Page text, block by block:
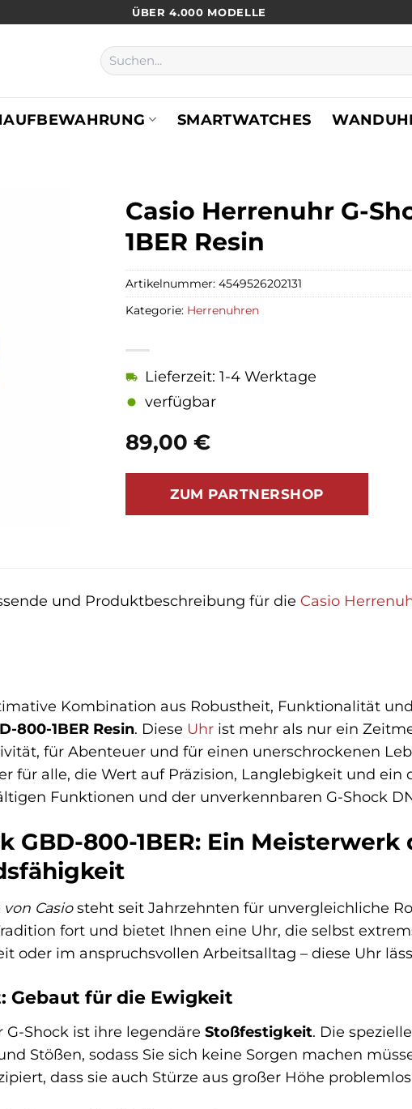
ÜBER 4.000 MODELLE
Suchen
nach:
SMARTWATCHES
Casio Herrenuhr G-
1BER Resin
89,00€
Lieferzeit: 1-4 Werktage
verfügbar
ZUM PARTNERSHOP
Artikelnummer:4549526202131
Kategorie: Herrenuhren
und Produktbeschreibung für die Casio
Kombination aus Robustheit, Funktionalität
800-1BER Resin. Diese Uhrist mehr als nur ein
für Abenteuer und für einen unerschrockenen
für alle, die Wert auf Präzision, Langlebigkeit und ein
Funktionen und der unverkennbaren G-Shock
GBD-800-1BER: Ein Meisterwerk
Casiosteht seit Jahrzehnten für unvergleichliche
fort und bietet Ihnen eine Uhr, die selbst
oder im anspruchsvollen Arbeitsalltag – diese Uhr
Gebaut für die Ewigkeit
G-Shock ist ihre legendäre Stoßfestigkeit. Die
Stößen, sodass Sie sich keine Sorgen machen
dass sie auch Stürze aus großer Höhe